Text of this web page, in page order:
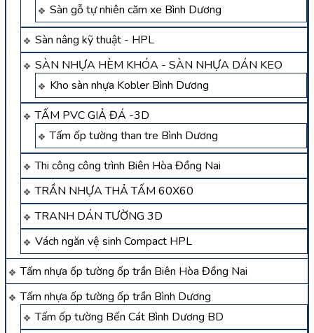
Sàn gỗ tự nhiên căm xe Bình Dương
Sàn nâng kỹ thuật - HPL
SÀN NHỰA HÈM KHÓA - SÀN NHỰA DÁN KEO
Kho sàn nhựa Kobler Bình Dương
TẤM PVC GIẢ ĐÁ -3D
Tấm ốp tường than tre Bình Dương
Thi công công trình Biên Hòa Đồng Nai
TRẦN NHỰA THẢ TẤM 60X60
TRANH DÁN TƯỜNG 3D
Vách ngăn vệ sinh Compact HPL
Tấm nhựa ốp tường ốp trần Biên Hòa Đồng Nai
Tấm nhựa ốp tường ốp trần Bình Dương
Tấm ốp tường Bến Cát Bình Dương BD